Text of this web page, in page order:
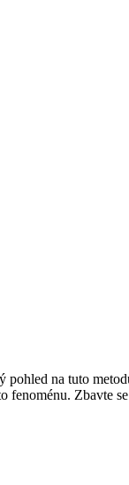
na tuto
Zbavte